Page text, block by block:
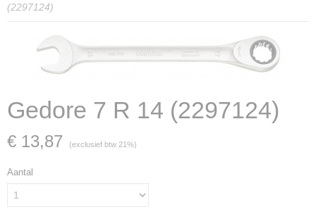
(2297124)
Gedore 7 R 14 (2297124)
€ 13,87 (exclusief btw 21%)
Aantal